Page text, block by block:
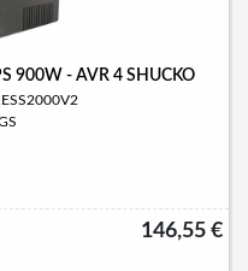
900W - AVR 4 SHUCKO
146,55 €